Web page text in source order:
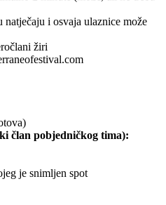
i osvaja ulaznice može
žiri
član pobjedničkog tima):
je snimljen spot